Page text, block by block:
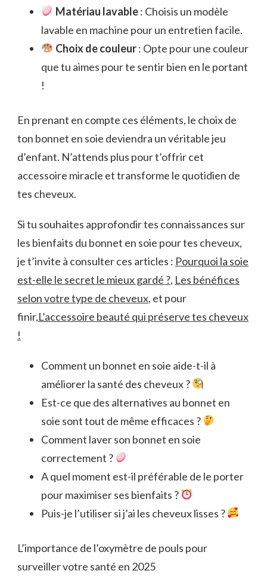
Matériau lavable: Choisis un modèle
lavable en machine pour un entretien facile.
Choix de couleur: Opte pour une couleur
que tu aimes pour te sentir bien en le portant
!
En prenant en compte ces éléments, le choix de
ton bonnet en soie deviendra un véritable jeu
d’enfant. N’attends plus pour t’offrir cet
accessoire miracle et transforme le quotidien de
tes cheveux.
Si tu souhaites approfondir tes connaissances sur
les bienfaits du bonnet en soie pour tes cheveux,
je t’invite à consulter ces articles : Pourquoi la soie
est-elle le secret le mieux gardé ?, Les bénéfices
selon votre type de cheveux, et pour
finir,L’accessoire beauté qui préserve tes cheveux
!
Comment un bonnet en soie aide-t-il à
améliorer la santé des cheveux ?
Est-ce que des alternatives au bonnet en
soie sont tout de même efficaces ?
Comment laver son bonnet en soie
correctement ?
A quel moment est-il préférable de le porter
pour maximiser ses bienfaits ?
Puis-je l’utiliser si j’ai les cheveux lisses ?
L’importance de l’oxymètre de pouls pour
surveiller votre santé en 2025